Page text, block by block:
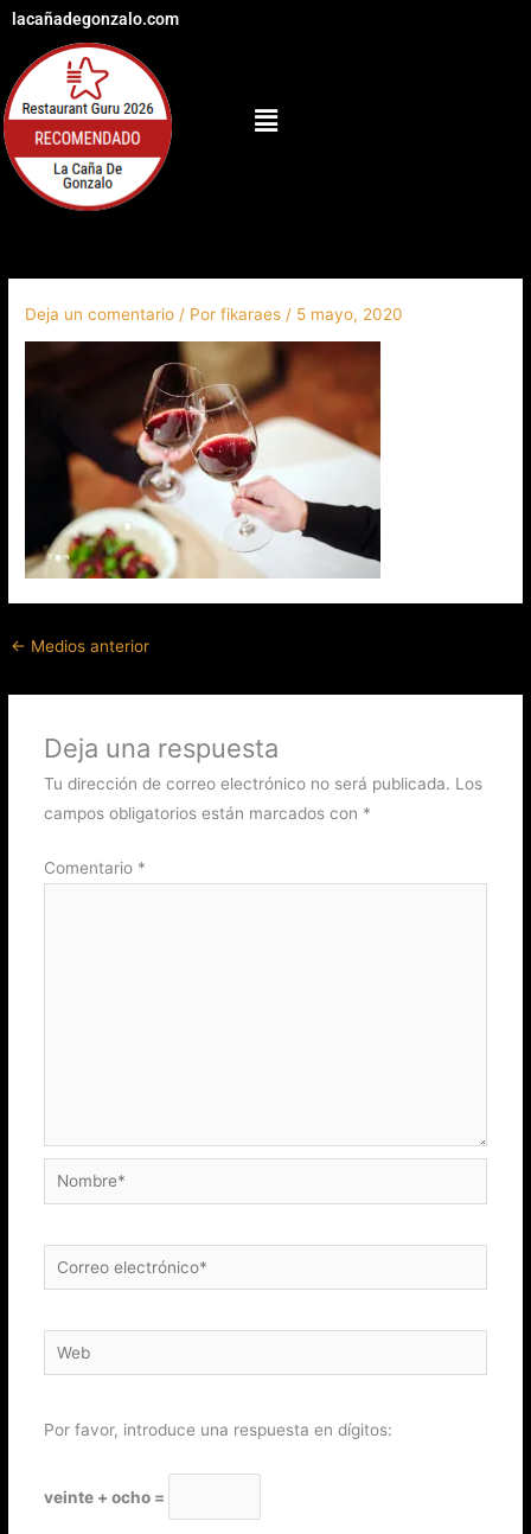
contenido
lacañadegonzalo.com
Menú
Deja un comentario / Porfikaraes / 5 mayo, 2020
← Medios anterior
Deja una respuesta
Tu dirección de correo electrónico no será publicada. Los
campos obligatorios están marcados con *
Comentario *
Nombre*
Correo
electrónico*
Web
Por favor, introduce una respuesta en dígitos:
veinte + ocho =